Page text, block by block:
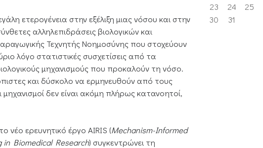
ετερογένεια στην εξέλιξη μιας νόσου και στην
αλληλεπιδράσεις βιολογικών και
Τεχνητής Νοημοσύνης που στοχεύουν
λόγο στατιστικές συσχετίσεις από τα
μηχανισμούς που προκαλούν τη νόσο.
και δύσκολο να ερμηνευθούν από τους
δεν είναι ακόμη πλήρως κατανοητοί,
νέο ερευνητικό έργο AIRIS (Mechanism-Informed
inBiomedicalResearch) συγκεντρώνει τη
23
24 25
30
31